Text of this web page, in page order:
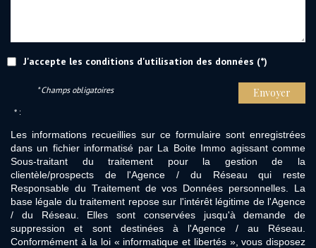
J'accepte les conditions d'utilisation des données (*)
Envoyer
* Champs obligatoires
* :
Les informations recueillies sur ce formulaire sont enregistrées
dans un fichier informatisé par La Boite Immo agissant comme
Sous-traitant du traitement pour la gestion de la
clientèle/prospects de l'Agence / du Réseau qui reste
Responsable du Traitement de vos Données personnelles. La
base légale du traitement repose sur l'intérêt légitime de l'Agence
/ du Réseau. Elles sont conservées jusqu'à demande de
suppression et sont destinées à l'Agence / au Réseau.
Conformément à la loi « informatique et libertés », vous disposez